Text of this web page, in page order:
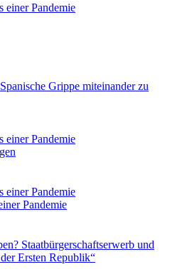
einer Pandemie
Grippe miteinander zu
einer Pandemie
einer Pandemie
Pandemie
Staatbürgerschaftserwerb und
Ersten Republik“